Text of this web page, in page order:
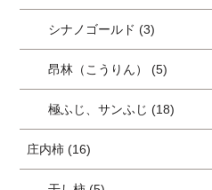
シナノゴールド (3)
昂林（こうりん） (5)
極ふじ、サンふじ (18)
庄内柿 (16)